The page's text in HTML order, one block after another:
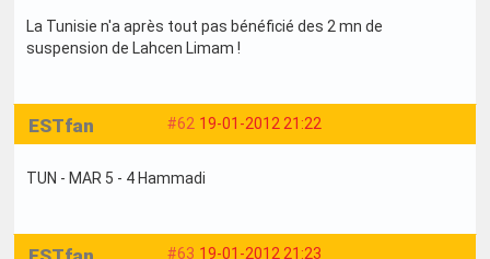
La Tunisie n'a après tout pas bénéficié des 2 mn de
suspension de Lahcen Limam !
#62 19-01-2012 21:22
ESTfan
TUN - MAR 5 - 4 Hammadi
#63 19-01-2012 21:23